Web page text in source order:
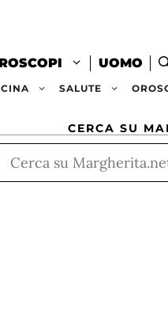
UOMO
SALUTE
CERCA SU
Cerca